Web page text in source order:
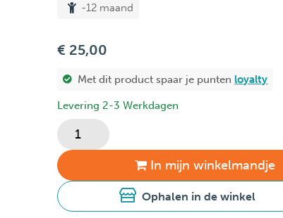
-12 maand
€ 25,00
Met dit product spaar je punten loyalty
Levering 2-3 Werkdagen
In mijn winkelmandje
Ophalen in de winkel